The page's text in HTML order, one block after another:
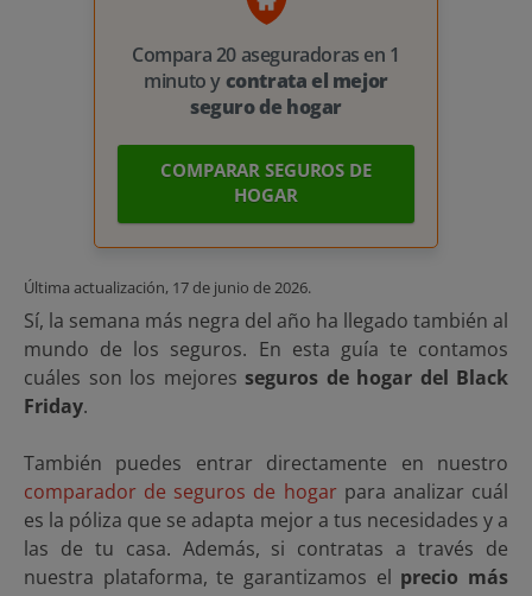
Compara 20 aseguradoras en 1
minuto ycontrata el mejor
seguro de hogar
COMPARAR SEGUROS DE
HOGAR
Última actualización, 17 de junio de 2026.
Sí, la semana más negra del año ha llegado también al
mundo de los seguros. En esta guía te contamos
cuáles son los mejores seguros de hogar del Black
Friday.
También puedes entrar directamente en nuestro
comparador de seguros de hogarpara analizar cuál
es la póliza que se adapta mejor a tus necesidades y a
las de tu casa. Además, si contratas a través de
nuestra plataforma, te garantizamos el precio más